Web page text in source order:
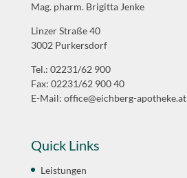
Mag. pharm. Brigitta Jenke
Linzer Straße 40
3002 Purkersdorf
Tel.: 02231/62 900
Fax: 02231/62 900 40
E-Mail: office@eichberg-apotheke.at
Quick Links
Leistungen